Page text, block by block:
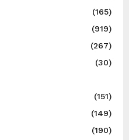
(165)
(919)
(267)
(30)
(151)
(149)
(190)